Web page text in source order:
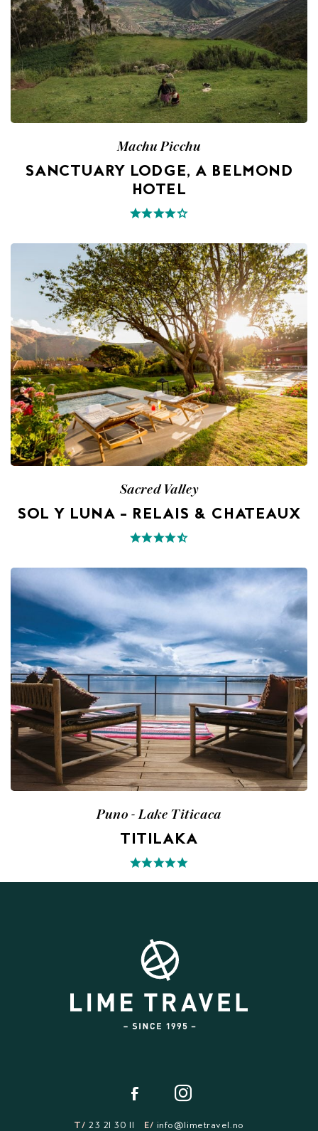
Machu Picchu
SANCTUARY LODGE, A BELMOND
HOTEL
Sacred Valley
SOL Y LUNA – RELAIS & CHATEAUX
Puno - Lake Titicaca
TITILAKA
T/ 23 21 30 11 E/ info@limetravel.no